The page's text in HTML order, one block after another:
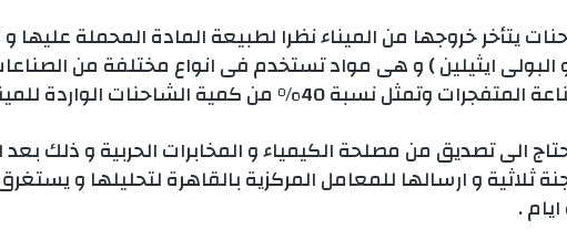
يتأخر خروجها من الميناء نظرا لطبيعة المادة المحملة عليها
و البولى ايثيلين ) و هى مواد تستخدم فى انواع مختلفة من
نسبة 40% من كمية الشاحنات الواردة للميناء .
الى تصديق من مصلحة الكيمياء و المخابرات الحربية و ذلك بعد
ثلاثية و ارسالها للمعامل المركزية بالقاهرة لتحليلها و
.